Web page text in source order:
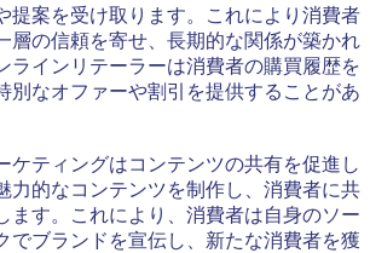
提案を受け取ります。これにより消費者
層の信頼を寄せ、長期的な関係が築かれ
ラインリテーラーは消費者の購買履歴を
別なオファーや割引を提供することがあ
ケティングはコンテンツの共有を促進し
力的なコンテンツを制作し、消費者に共
ます。これにより、消費者は自身のソー
でブランドを宣伝し、新たな消費者を獲